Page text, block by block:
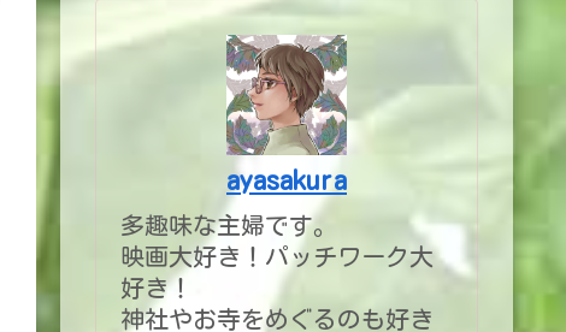
ayasakura
多趣味な主婦です。
映画大好き！パッチワーク大
好き！
神社やお寺をめぐるのも好き